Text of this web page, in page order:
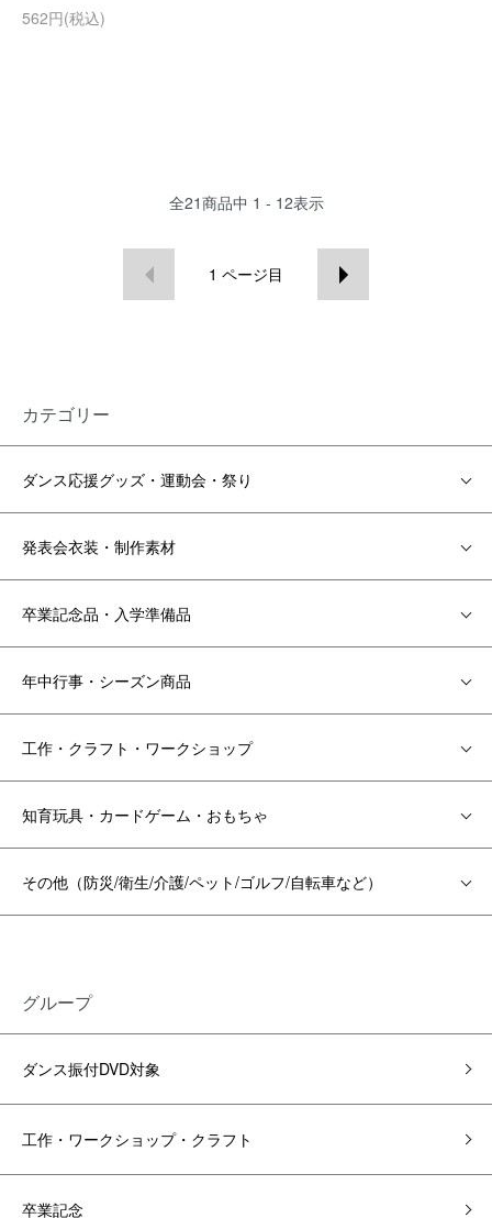
562円(税込)
全21商品中 1 - 12表示
1 ページ目
カテゴリー
ダンス応援グッズ・運動会・祭り
発表会衣装・制作素材
卒業記念品・入学準備品
年中行事・シーズン商品
工作・クラフト・ワークショップ
知育玩具・カードゲーム・おもちゃ
その他（防災/衛生/介護/ペット/ゴルフ/自転車など）
グループ
ダンス振付DVD対象
工作・ワークショップ・クラフト
卒業記念